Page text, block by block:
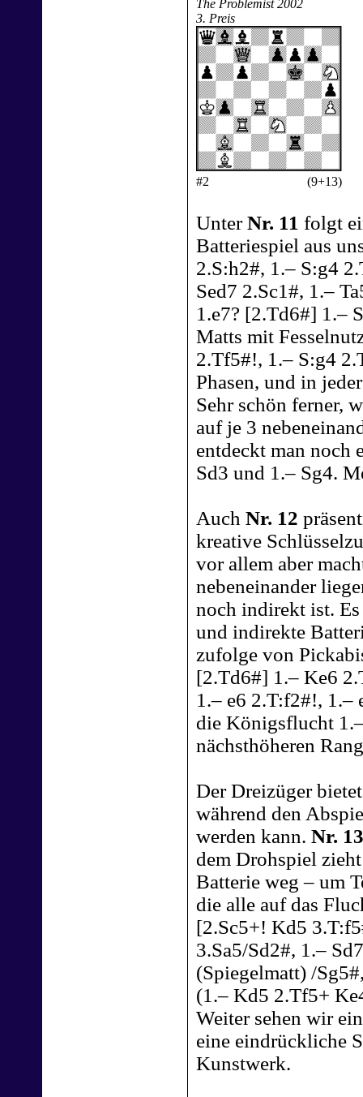
The Problemist 2002
3. Preis
#2 (9+13)
UnterNr. 11 folgt
Batteriespiel aus
2.S:h2#, 1.– S:g4
Sed7 2.Sc1#, 1.–
1.e7? [2.Td6#] 1.–
Matts mit
2.Tf5#!, 1.– S:g4
Phasen, und in
Sehr schön ferner,
auf je 3
entdeckt man noch
Sd3 und 1.– Sg4.
Auch Nr. 12
kreative
vor allem aber
nebeneinander
noch indirekt ist.
und indirekte
zufolge von
[2.Td6#] 1.– Ke6
1.– e6 2.T:f2#!, 1.–
die Königsflucht
nächsthöheren
Der Dreizüger
während den
werden kann. Nr. 13
dem Drohspiel
Batterie weg – um
die alle auf das
[2.Sc5+! Kd5
3.Sa5/Sd2#, 1.–
(Spiegelmatt) /
(1.– Kd5 2.Tf5+
Weiter sehen wir
eine eindrückliche
Kunstwerk.